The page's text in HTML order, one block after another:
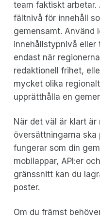
team faktiskt arbetar.
fältnivå för innehåll
gemensamt. Använd
innehållstypnivå eller
endast när
redaktionell frihet,
mycket olika
upprätthålla en
När det väl är klart
översättningarna ska
fungerar som din
mobilappar, API:er
gränssnitt kan du
poster.
Om du främst